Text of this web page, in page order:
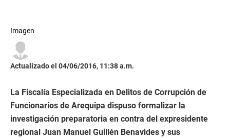
Imagen
Actualizado el 04/06/2016, 11:38 a.m.
La Fiscalía Especializada en Delitos de Corrupción de
Funcionarios de Arequipa dispuso formalizar la
investigación preparatoria en contra del expresidente
regional Juan Manuel Guillén Benavides y sus